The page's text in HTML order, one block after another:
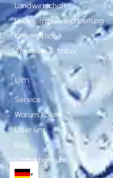
Landwirtschaft
Lebensmittelverarbeitung
Konstruktion
Apotheke & Labor
Um
Service
Warum Koller
Über uns
Blog
Kontaktiere uns